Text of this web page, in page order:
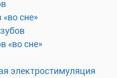
сне»
«во сне»
электростимуляция